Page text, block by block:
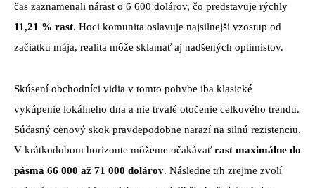
čas zaznamenali nárast o 6 600 dolárov, čo predstavuje rýchly
11,21 % rast. Hoci komunita oslavuje najsilnejší vzostup od
začiatku mája, realita môže sklamať aj nadšených optimistov.
Skúsení obchodníci vidia v tomto pohybe iba klasické
vykúpenie lokálneho dna a nie trvalé otočenie celkového trendu.
Súčasný cenový skok pravdepodobne narazí na silnú rezistenciu.
V krátkodobom horizonte môžeme očakávať rast maximálne do
pásma 66 000 až 71 000 dolárov. Následne trh zrejme zvolí